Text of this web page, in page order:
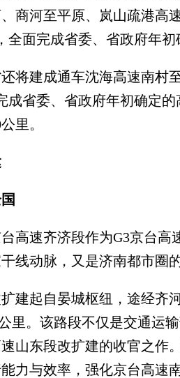
商河至平原、岚山疏港高
全面完成省委、省政府年初
建成通车沈海高速南村
成省委、省政府年初确定
里。
速齐济段作为G3京台高
线动脉，又是济南都市圈
起自晏城枢纽，途经齐
里。该路段不仅是交通运
山东段改扩建的收官之作
力与效率，强化京台高速